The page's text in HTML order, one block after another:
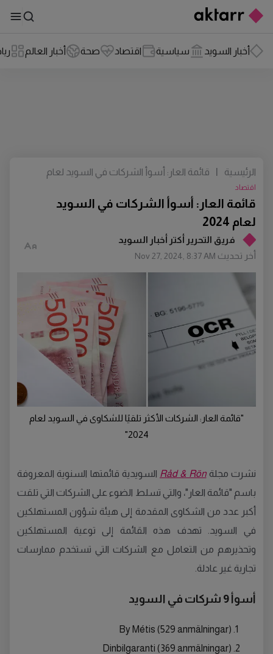
أخبار السويد سياسية اقتصاد صحة أخبار العالم
فريق التحرير أكتر أخبار السويد
أخر تحديث Nov 27, 2024, 8:37 AM
قائمة العار: أسوأ الشركات في السويد
لعام 2024
اقتصاد
الرئيسية
قائمة العار: أسوأ الشركات في السويد لعام
"قائمة العار: الشركات الأكثر تلقيًا للشكاوى في السويد لعام
2024"
نشرت مجلةRåd & Rön السويدية قائمتها السنوية المعروفة
باسم "قائمة العار"، والتي تسلط الضوء على الشركات التي تلقت
أكبر عدد من الشكاوى المقدمة إلى هيئة شؤون المستهلكين
في السويد. تهدف هذه القائمة إلى توعية المستهلكين
وتحذيرهم من التعامل مع الشركات التي تستخدم ممارسات
تجارية غير عادلة.
أسوأ 9 شركات في السويد
By Métis (529 anmälningar)
Dinbilgaranti (369 anmälningar)